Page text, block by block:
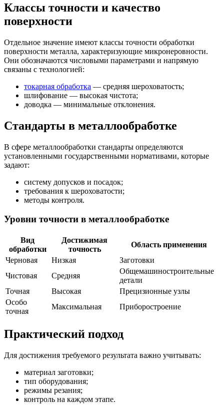
Классы точности и качество
поверхности
Отдельное значение имеют классы точности обработки
поверхности металла, характеризующие микронеровности.
Они обозначаются числовыми параметрами и напрямую
связаны с технологией:
токарная обработка — средняя шероховатость;
шлифование — высокая чистота;
доводка — минимальные отклонения.
Стандарты в металлообработке
В сфере металлообработки стандарты определяются
установленными государственными нормативами, которые
задают:
систему допусков и посадок;
требования к шероховатости;
методы контроля.
Уровни точности в металлообработке
Вид
обработки
Достижимая
точность
Область применения
Черновая
Низкая
Заготовки
Чистовая
Средняя
Общемашиностроительные
детали
Точная
Высокая
Прецизионные узлы
Особо
точная
Максимальная Приборостроение
Практический подход
Для достижения требуемого результата важно учитывать:
материал заготовки;
тип оборудования;
режимы резания;
контроль на каждом этапе.